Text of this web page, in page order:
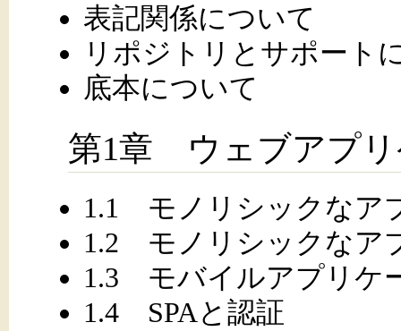
表記関係について
リポジトリとサポート
底本について
第1章 ウェブアプリ
1.1 モノリシックなア
1.2 モノリシックなア
1.3 モバイルアプリケ
1.4 SPAと認証